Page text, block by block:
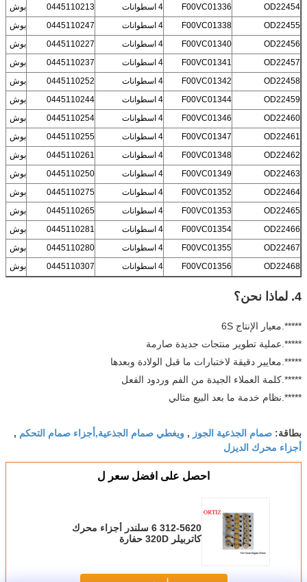
OD22454
F00VC01336 4 اسطوانات 0445110213
بوش
OD22455
F00VC01338 4 اسطوانات 0445110247
بوش
OD22456
F00VC01340 4 اسطوانات 0445110227
بوش
OD22457
F00VC01341 4 اسطوانات 0445110237
بوش
OD22458
F00VC01342 4 اسطوانات 0445110252
بوش
OD22459
F00VC01344 4 اسطوانات 0445110244
بوش
OD22460
F00VC01346 4 اسطوانات 0445110254
بوش
OD22461
F00VC01347 4 اسطوانات 0445110255
بوش
OD22462
F00VC01348 4 اسطوانات 0445110261
بوش
OD22463
F00VC01349 4 اسطوانات 0445110250
بوش
OD22464
F00VC01352 4 اسطوانات 0445110275
بوش
OD22465
F00VC01353 4 اسطوانات 0445110265
بوش
OD22466
F00VC01354 4 اسطوانات 0445110281
بوش
OD22467
F00VC01355 4 اسطوانات 0445110280
بوش
OD22468
F00VC01356 4 اسطوانات 0445110307 بوش
4. لماذا نحن؟
*****.معيار الإنتاج 6S
*****.عملية تطوير منتجات جديدة صارمة
*****.معايير دقيقة لاختبارات ما قبل الولادة وبعدها
*****.كلمة العملاء الجيدة من الفم وردود الفعل
*****.نظام خدمة ما بعد البيع مثالي
بطاقة: صمام الجذعية الجوز , ويغطي صمام الجذعية,أجزاء صمام التحكم ,
أجزاء محرك الديزل
احصل على افضل سعر ل
312-5620 6 سلندر أجزاء محرك
كاتربيلر 320D حفارة